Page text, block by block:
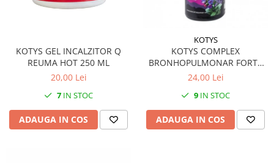
KOTYS GEL INCALZITOR Q
REUMA HOT 250 ML
20,00 Lei
7 IN STOC
ADAUGA IN COS
KOTYS
KOTYS COMPLEX
BRONHOPULMONAR FORTE
SIROP 200 ML
24,00 Lei
9 IN STOC
ADAUGA IN COS